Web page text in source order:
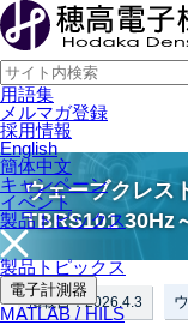
用語集
メルマガ登録
採用情報
English
簡体中文
キャンペーン
イベント
製品トピックス
製品トピックス
電子計測器
MATLAB / HILS
ウェーブクレ
TBRS101 30Hz
掲載日：2026.4.3